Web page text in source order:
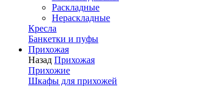
Раскладные
Нераскладные
Кресла
Банкетки и пуфы
Прихожая
Назад Прихожая
Прихожие
Шкафы для прихожей